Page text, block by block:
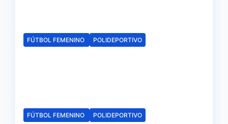
FÚTBOL FEMENINO POLIDEPORTIVO
FÚTBOL FEMENINO POLIDEPORTIVO